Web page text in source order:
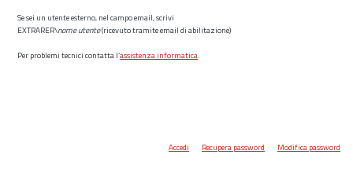
Se sei un utente esterno, nel campo email, scrivi
EXTRARER\nome utente(ricevuto tramite email di abilitazione)
Per problemi tecnici contatta l’assistenza informatica.
Accedi Recupera password Modifica password